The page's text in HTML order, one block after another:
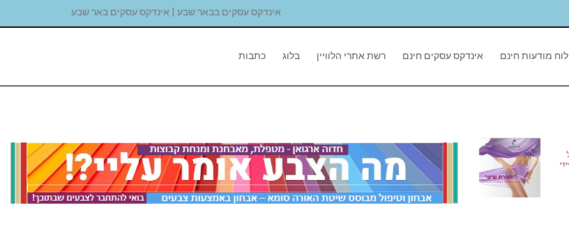
אינדקס עסקים בבאר שבע | אינדקס עסקים באר שבע
לוח מודעות חינם אינדקס עסקים חינם רשת אתרי הלוויין בלוג כתבות